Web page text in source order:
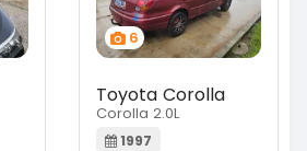
6
Toyota Corolla
Corolla 2.0L
1997